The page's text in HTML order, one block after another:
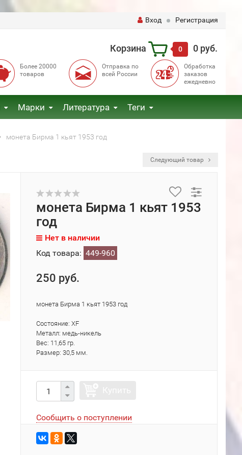
Вход Регистрация
Корзина 0 0 руб.
Более 20000
товаров
Отправка по
всей России
Обработка
заказов
ежедневно
Марки Литература Теги
монета Бирма 1 кьят 1953 год
Следующий товар
монета Бирма 1 кьят 1953
год
Нет в наличии
Код товара: 449-960
250 руб.
монета Бирма 1 кьят 1953 год
Состояние: XF
Металл: медь-никель
Вес: 11,65 гр.
Размер: 30,5 мм.
Сообщить о поступлении